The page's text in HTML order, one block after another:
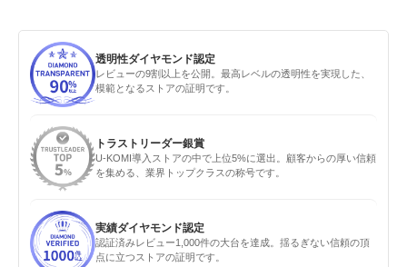
透明性ダイヤモンド認定
レビューの9割以上を公開。最高レベルの透明性を実現した、
模範となるストアの証明です。
トラストリーダー銀賞
U-KOMI導入ストアの中で上位5%に選出。顧客からの厚い信頼
を集める、業界トップクラスの称号です。
実績ダイヤモンド認定
認証済みレビュー1,000件の大台を達成。揺るぎない信頼の頂
点に立つストアの証明です。